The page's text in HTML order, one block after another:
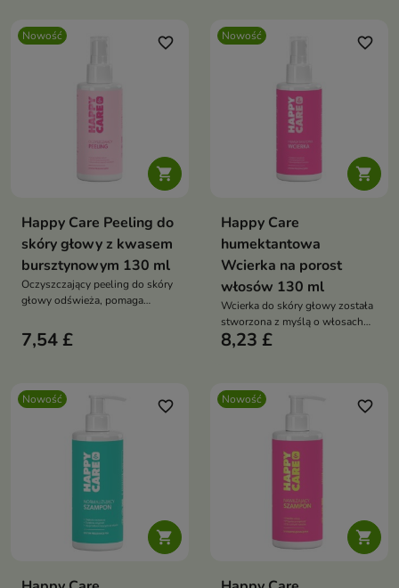
Nowość

favorite_border
Happy Care Peeling do
skóry głowy z kwasem
bursztynowym 130 ml
Oczyszczający peeling do skóry
głowy odświeża, pomaga
unosi włosy u nasady.
Wegańska formuła z systemem
pantenolem, gliceryną i kwasem
hialuronowym zawiera 96%
składników pochodzenia
naturalnego
7,54 £
Nowość

favorite_border
Happy Care
humektantowa
Wcierka na porost
włosów 130 ml
Wcierka do skóry głowy została
stworzona z myślą o włosach
osłabionych, wypadających,
zmniejsza ich objętości i
sprawdzi się w codziennym
stosowaniu
8,23 £
Nowość

favorite_border Nowość

favorite_border